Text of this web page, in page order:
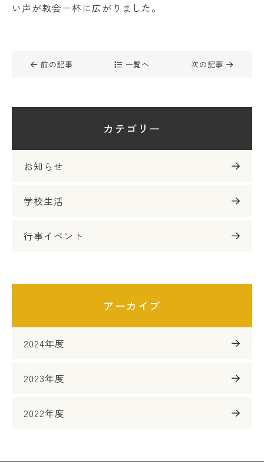
い声が教会一杯に広がりました。
前の記事 一覧へ 次の記事
カテゴリー
お知らせ
学校生活
行事イベント
アーカイブ
2024年度
2023年度
2022年度